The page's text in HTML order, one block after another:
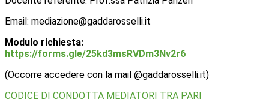
Email: mediazione@gaddarosselli.it
Modulo richiesta:
https://forms.gle/25kd3msRVDm3Nv2r6
(Occorre accedere con la mail @gaddarosselli.it)
CODICE DI CONDOTTA MEDIATORI TRA PARI